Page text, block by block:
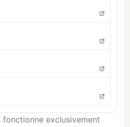
fonctionne exclusivement